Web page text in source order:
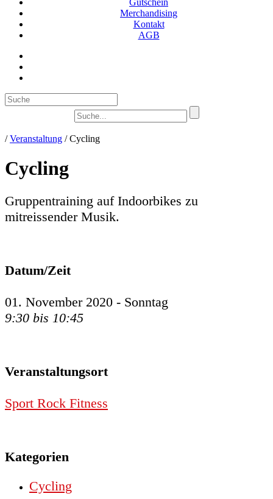
Gutschein
Merchandising
Kontakt
AGB
/Veranstaltung /Cycling
Cycling
Gruppentraining auf Indoorbikes zu
mitreissender Musik.
Datum/Zeit
01. November 2020 - Sonntag
9:30 bis 10:45
Veranstaltungsort
Sport Rock Fitness
Kategorien
Cycling